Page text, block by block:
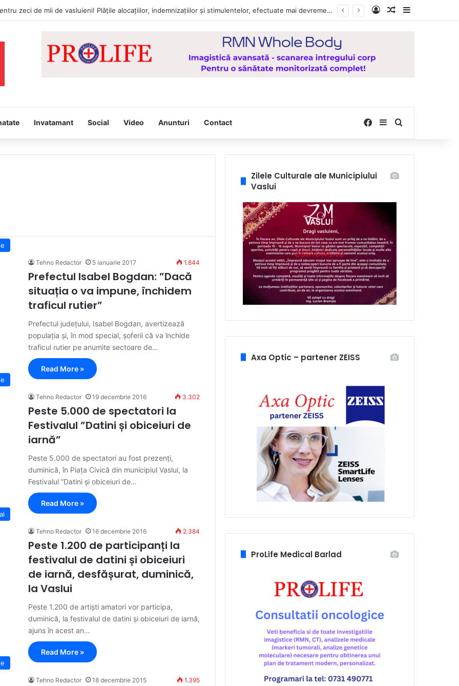
Vești bune pentru zeci de mii de vasluieni! Plățile alocațiilor, indemnizațiilor și stimulentelor, efectuate mai devreme în luna august 2026 Log InRandom Article
Invatamant Social Video Anunturi Contact Facebook
SidebarSearch for
Tehno Redactor 5 ianuarie 2017 1.844
Prefectul Isabel Bogdan: ”Dacă
situația o va impune, închidem
traficul rutier”
Prefectul județului, Isabel Bogdan, avertizează
populația și, în mod special, șoferii că va închide
traficul rutier pe anumite sectoare de…
Read More »
Tehno Redactor 19 decembrie 2016 3.302
Peste 5.000 de spectatori la
Festivalul ”Datini și obiceiuri de
iarnă”
Peste 5.000 de spectatori au fost prezenți,
duminică, în Piața Civică din municipiul Vaslui, la
Festivalul ”Datini și obiceiuri de…
Read More »
Tehno Redactor 16 decembrie 2016 2.384
Peste 1.200 de participanți la
festivalul de datini și obiceiuri
de iarnă, desfășurat, duminică,
la Vaslui
Peste 1.200 de artiști amatori vor participa,
duminică, la festivalul de datini și obiceiuri de iarnă,
ajuns în acest an…
Read More »
Tehno Redactor 18 decembrie 2015 1.395
Zilele Culturale ale Municipiului
Vaslui
Axa Optic – partener ZEISS
ProLife Medical Barlad